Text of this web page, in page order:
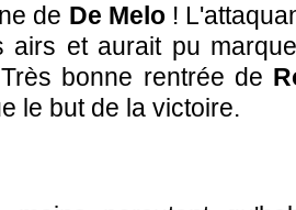
de De Melo!
airs et aurait pu
bonne rentrée de
le but de la victoire.